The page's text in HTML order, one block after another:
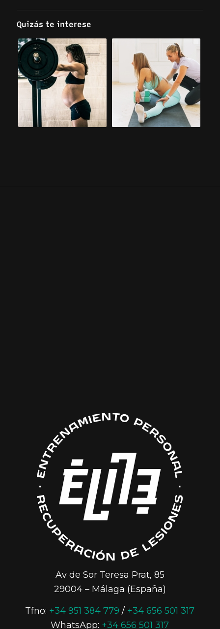
Quizás te interese
Av de Sor Teresa Prat, 85
29004 – Málaga (España)
Tfno: +34 951 384 779 / +34 656 501 317
WhatsApp: +34 656 501 317